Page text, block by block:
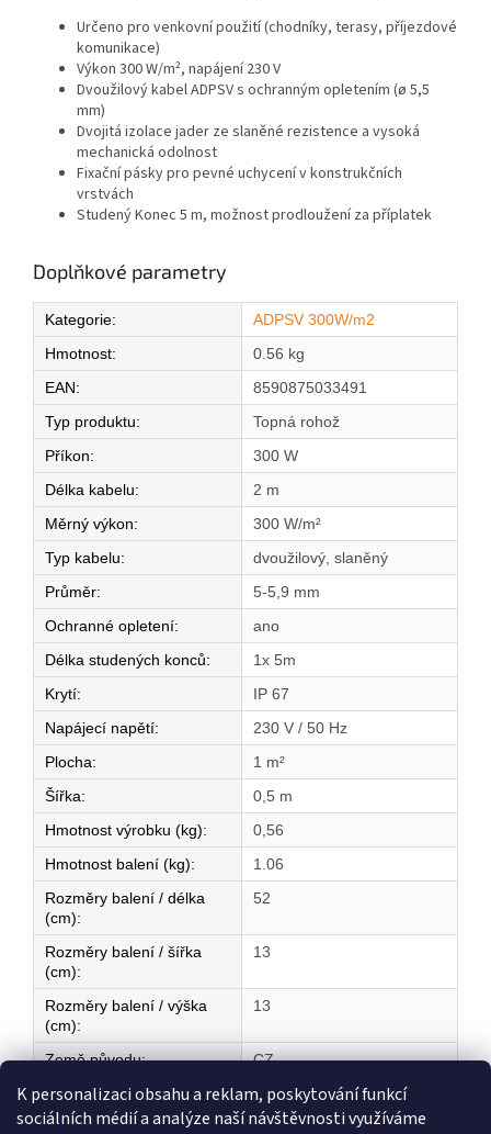
K personalizaci obsahu a reklam, poskytování funkcí
sociálních médií a analýze naší návštěvnosti využíváme
Určeno pro venkovní použití (chodníky, terasy, příjezdové
komunikace)
Výkon 300 W/m², napájení 230 V
Dvoužilový kabel ADPSV s ochranným opletením (ø 5,5
mm)
Dvojitá izolace jader ze slaněné rezistence a vysoká
mechanická odolnost
Fixační pásky pro pevné uchycení v konstrukčních
vrstvách
Studený Konec 5 m, možnost prodloužení za příplatek
Doplňkové parametry
Kategorie:
ADPSV 300W/m2
Hmotnost:
0.56 kg
EAN:
8590875033491
Typ produktu:
Topná rohož
Příkon:
300 W
Délka kabelu:
2 m
Měrný výkon:
300 W/m²
Typ kabelu:
dvoužilový, slaněný
Průměr:
5-5,9 mm
Ochranné opletení:
ano
Délka studených konců:
1x 5m
Krytí:
IP 67
Napájecí napětí:
230 V / 50 Hz
Plocha:
1 m²
Šířka:
0,5 m
Hmotnost výrobku (kg):
0,56
Hmotnost balení (kg):
1.06
Rozměry balení / délka
(cm):
52
Rozměry balení / šířka
(cm):
13
Rozměry balení / výška
(cm):
13
Země původu: CZ